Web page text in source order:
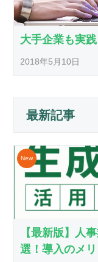
大手企業も実
2018年5月10日
最新記事
【最新版】人
選！導入のメ